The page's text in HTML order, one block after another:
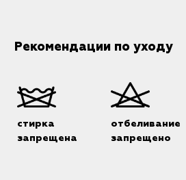
Рекомендации по уходу
стирка
запрещена
отбеливание
запрещено